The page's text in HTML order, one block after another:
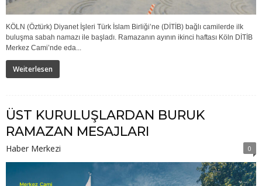
KÖLN (Öztürk) Diyanet İşleri Türk İslam Birliği’ne (DİTİB) bağlı camilerde ilk
buluşma sabah namazı ile başladı. Ramazanın ayının ikinci haftası Köln DİTİB
Merkez Cami’nde eda...
Weiterlesen
ÜST KURULUŞLARDAN BURUK
RAMAZAN MESAJLARI
Haber Merkezi 0